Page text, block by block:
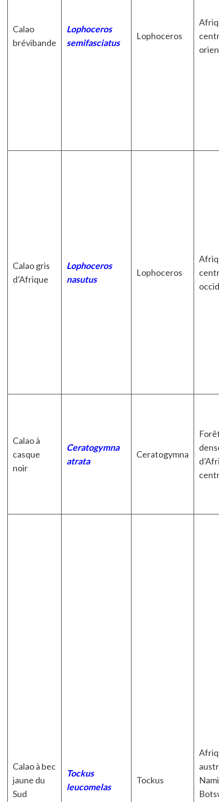
Calao
brévibande
Lophoceros
semifasciatus
Lophoceros
Calao gris
d’Afrique
Lophoceros
nasutus
Lophoceros
Calao à
casque
noir
Ceratogymna
atrata
Ceratogymna
Calao à bec
jaune du
Sud
Tockus
leucomelas
Tockus